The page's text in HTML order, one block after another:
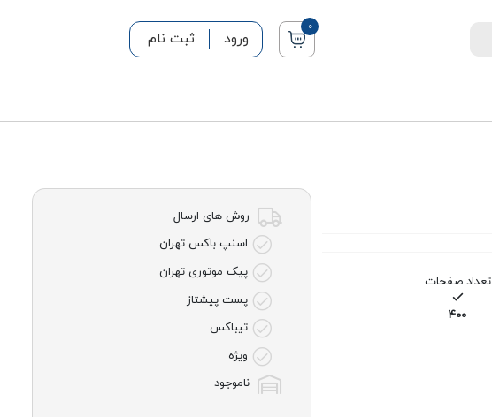
0
ورود ثبت نام
تعداد صفحات
400
روش های ارسال
اسنپ باکس تهران
پیک موتوری تهران
پست پیشتاز
تیباکس
ویژه
ناموجود